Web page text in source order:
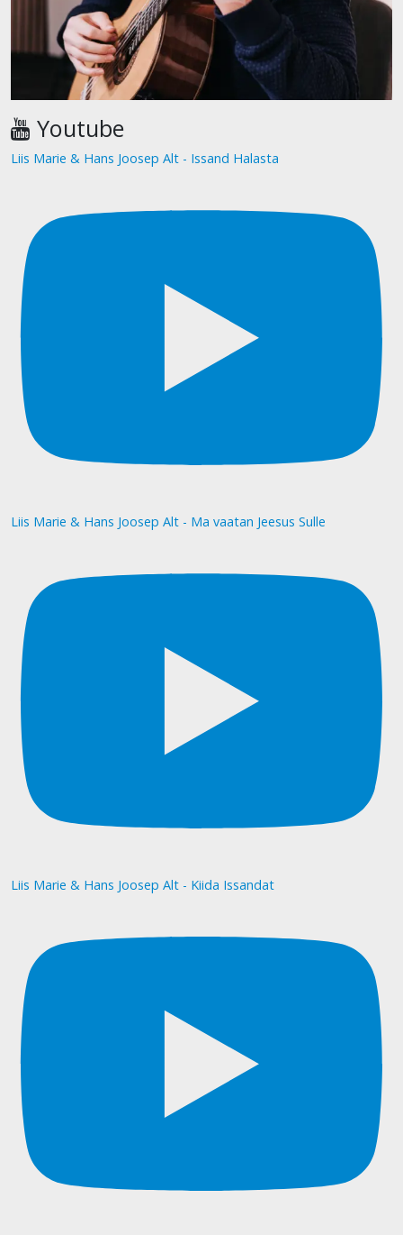
Youtube
Liis Marie & Hans Joosep Alt - Issand Halasta
Liis Marie & Hans Joosep Alt - Ma vaatan Jeesus Sulle
Liis Marie & Hans Joosep Alt - Kiida Issandat